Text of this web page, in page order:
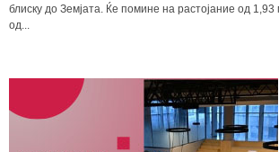
блиску до Земјата. Ќе помине на растојание од
од...